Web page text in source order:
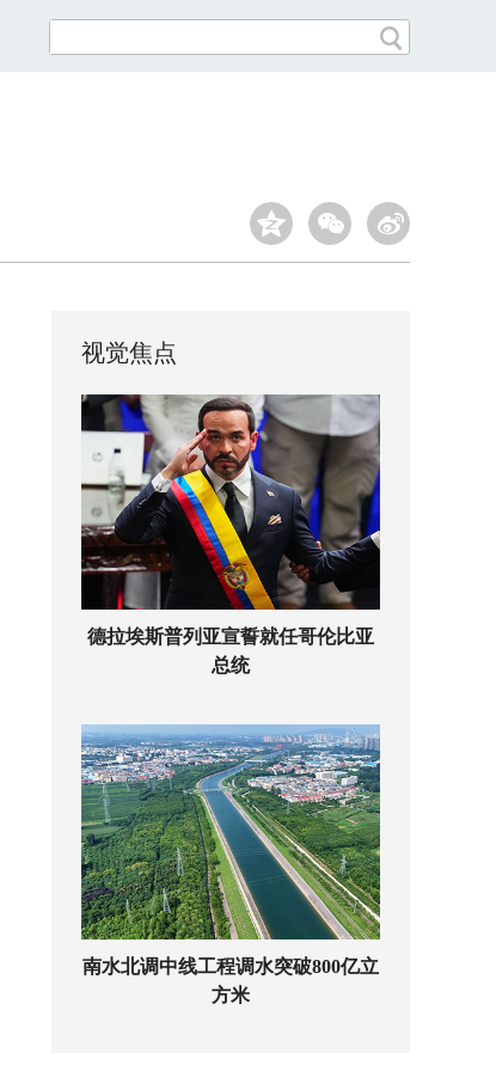
视觉焦点
德拉埃斯普列亚宣誓就任哥伦比亚
总统
南水北调中线工程调水突破800亿立
方米